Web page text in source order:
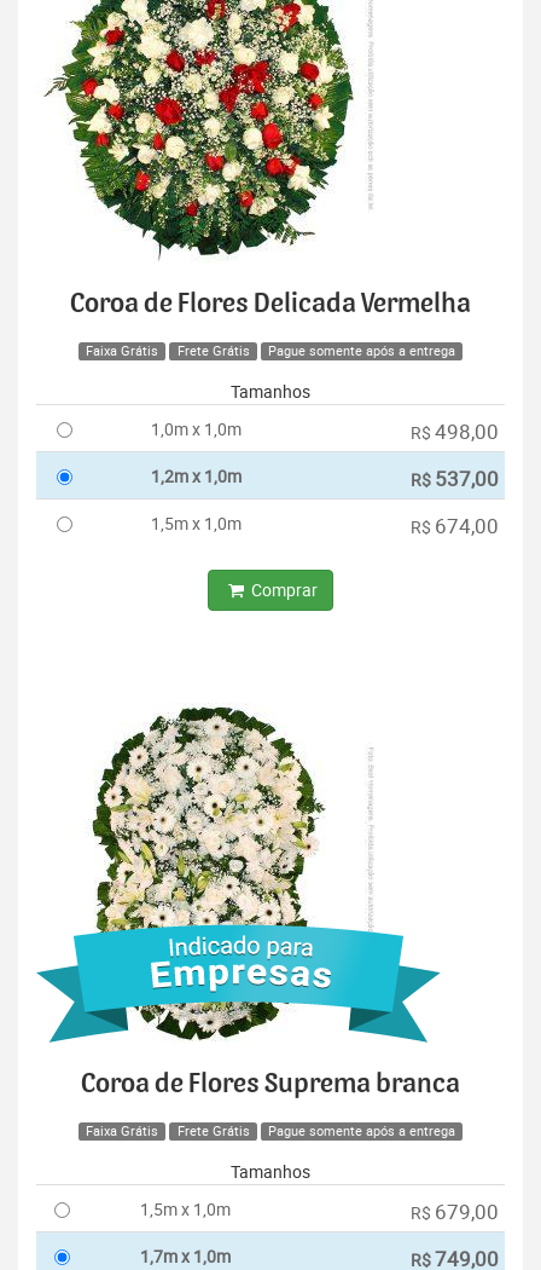
Coroa de Flores Delicada Vermelha
Faixa Grátis Frete Grátis Pague somente após a entrega
Tamanhos
1,0m x 1,0m
R$ 498,00
1,2m x 1,0m R$ 537,00
1,5m x 1,0m R$ 674,00
Comprar
Coroa de Flores Suprema branca
Faixa Grátis Frete Grátis Pague somente após a entrega
Tamanhos
1,5m x 1,0m
R$ 679,00
1,7m x 1,0m R$749,00